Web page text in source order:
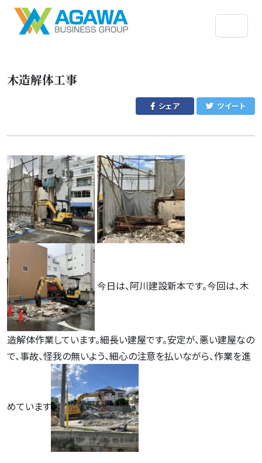
木造解体工事
シェア ツイート
今日は、阿川建設新本です。今回は、木
造解体作業しています。細長い建屋です。安定が、悪い建屋なの
で、事故、怪我の無いよう、細心の注意を払いながら、作業を進
めています